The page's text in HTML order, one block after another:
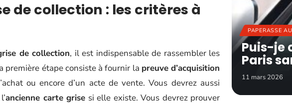
de collection : les critères à
de collection, il est indispensable de rassembler les
première étape consiste à fournir la preuve d’acquisition
ou encore d’un acte de vente. Vous devrez aussi
ancienne carte grise si elle existe. Vous devrez prouver
PAPERASSE
Puis-je
Paris
11 mars 2026